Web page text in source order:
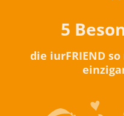
5
die iurFRIEND